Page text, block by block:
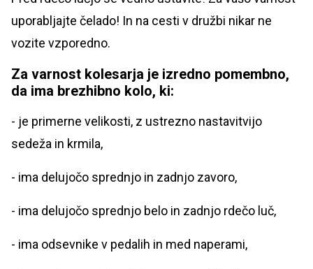
uporabljajte čelado! In na cesti v družbi nikar ne
vozite vzporedno.
Za varnost kolesarja je izredno pomembno,
da ima brezhibno kolo, ki:
- je primerne velikosti, z ustrezno nastavitvijo
sedeža in krmila,
- ima delujočo sprednjo in zadnjo zavoro,
- ima delujočo sprednjo belo in zadnjo rdečo luč,
- ima odsevnike v pedalih in med naperami,